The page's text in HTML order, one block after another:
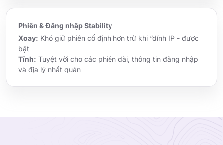
Phiên & Đăng nhập Stability
Xoay: Khó giữ phiên cố định hơn trừ khi “dính IP - được
bật
Tĩnh: Tuyệt vời cho các phiên dài, thông tin đăng nhập
và địa lý nhất quán